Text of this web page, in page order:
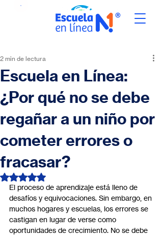
Escuela en Línea:
¿Por qué no se debe
regañar a un niño por
cometer errores o
fracasar?
2 min de lectura
Obtuvo NaN de 5 estrellas.
El proceso de aprendizaje está lleno de
desafíos y equivocaciones. Sin embargo, en
muchos hogares y escuelas, los errores se
castigan en lugar de verse como
oportunidades de crecimiento. No se debe